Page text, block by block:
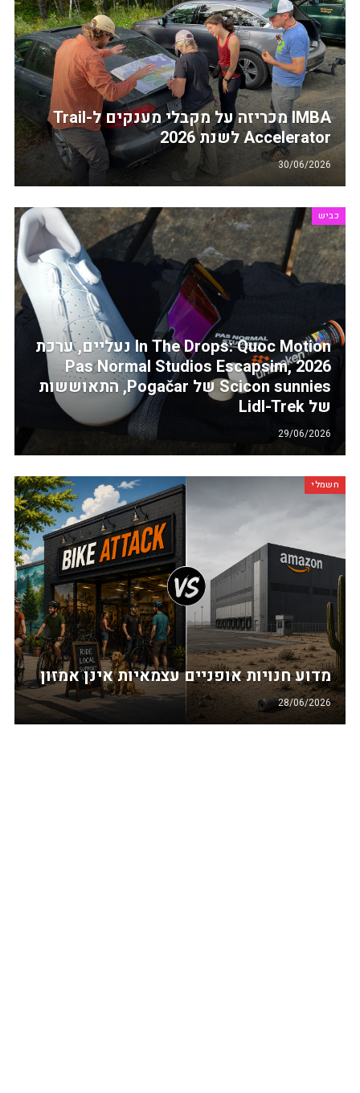
IMBA מכריזה על מקבלי מענקים ל-Trail
Accelerator לשנת 2026
30/06/2026
כביש
In The Drops: Quoc Motion נעליים, ערכת
Pas Normal Studios Escapsim, 2026
Scicon sunnies של Pogačar, התאוששות
של Lidl-Trek
29/06/2026
חשמלי
מדוע חנויות אופניים עצמאיות אינן אמזון
28/06/2026